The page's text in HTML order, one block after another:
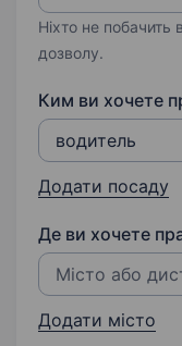
Ніхто не побачить
дозволу.
Ким ви хочете
Додати посаду
Де ви хочете
Додати місто